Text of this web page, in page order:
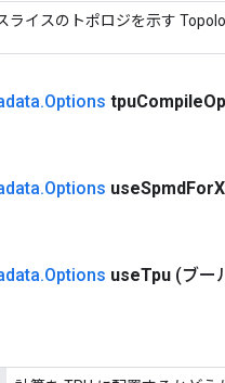
ライスのトポロジを示す
.Options tpuCompile
.Options useSpmdFor
.Options useTpu (ブー